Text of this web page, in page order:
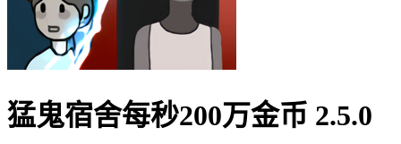
猛鬼宿舍每秒200万金币 2.5.0